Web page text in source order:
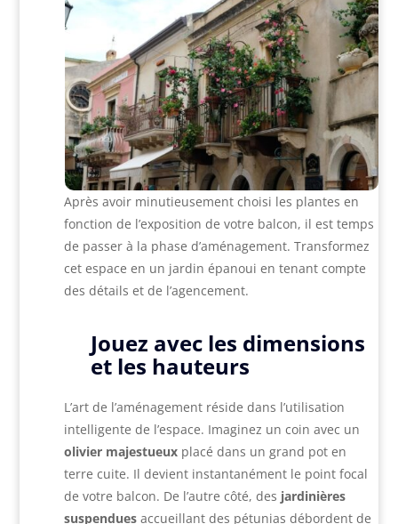
Après avoir minutieusement choisi les plantes en
fonction de l’exposition de votre balcon, il est temps
de passer à la phase d’aménagement. Transformez
cet espace en un jardin épanoui en tenant compte
des détails et de l’agencement.
Jouez avec les dimensions
et les hauteurs
L’art de l’aménagement réside dans l’utilisation
intelligente de l’espace. Imaginez un coin avec un
olivier majestueux placé dans un grand pot en
terre cuite. Il devient instantanément le point focal
de votre balcon. De l’autre côté, des jardinières
suspendues accueillant des pétunias débordent de